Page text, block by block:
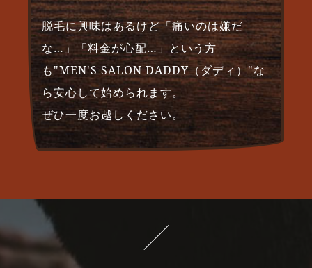
脱毛に興味はあるけど「痛いのは嫌だ
な…」「料金が心配…」という方
も"MEN'S SALON DADDY（ダディ）"な
ら安心して始められます。
ぜひ一度お越しください。